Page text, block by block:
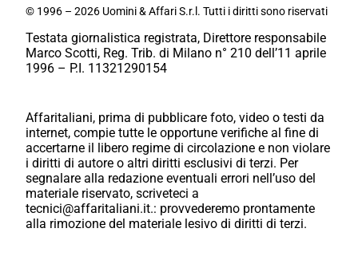
© 1996 – 2026 Uomini & Affari S.r.l. Tutti i diritti sono riservati
Testata giornalistica registrata, Direttore responsabile
Marco Scotti, Reg. Trib. di Milano n° 210 dell’11 aprile
1996 – P.I. 11321290154
Affaritaliani, prima di pubblicare foto, video o testi da
internet, compie tutte le opportune verifiche al fine di
accertarne il libero regime di circolazione e non violare
i diritti di autore o altri diritti esclusivi di terzi. Per
segnalare alla redazione eventuali errori nell’uso del
materiale riservato, scriveteci a
tecnici@affaritaliani.it.: provvederemo prontamente
alla rimozione del materiale lesivo di diritti di terzi.